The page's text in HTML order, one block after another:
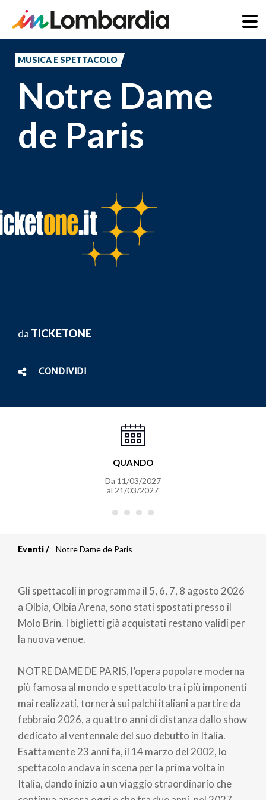
principale
MUSICA E SPETTACOLO
Notre Dame
de Paris
da TICKETONE
CONDIVIDI
QUANDO
Da 11/03/2027
al 21/03/2027
di
pane
Eventi Notre Dame de Paris
Gli spettacoli in programma il 5, 6, 7, 8 agosto 2026
a Olbia, Olbia Arena, sono stati spostati presso il
Molo Brin. I biglietti già acquistati restano validi per
la nuova venue.
NOTRE DAME DE PARIS, l’opera popolare moderna
più famosa al mondo e spettacolo tra i più imponenti
mai realizzati, tornerà sui palchi italiani a partire da
febbraio 2026, a quattro anni di distanza dallo show
dedicato al ventennale del suo debutto in Italia.
Esattamente 23 anni fa, il 14 marzo del 2002, lo
spettacolo andava in scena per la prima volta in
Italia, dando inizio a un viaggio straordinario che